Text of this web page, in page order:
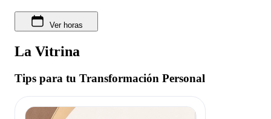
Ver horas
La Vitrina
Tips para tu Transformación Personal